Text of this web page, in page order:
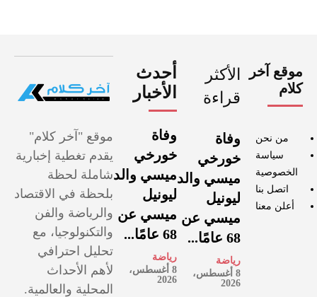
موقع آخر
كلام
من نحن
سياسة
الخصوصية
اتصل بنا
أعلن معنا
الأكثر
قراءة
وفاة
خورخي
ميسي والد
ليونيل
ميسي عن
68 عامًا...
رياضة
8 أغسطس،
2026
أحدث
الأخبار
وفاة
خورخي
ميسي والد
ليونيل
ميسي عن
68 عامًا...
رياضة
8 أغسطس،
2026
موقع "آخر كلام"
يقدم تغطية إخبارية
شاملة لحظة
بلحظة في الاقتصاد
والرياضة والفن
والتكنولوجيا، مع
تحليل احترافي
لأهم الأحداث
المحلية والعالمية.